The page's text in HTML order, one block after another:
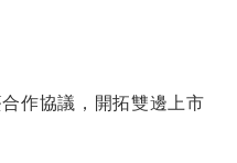
作協議，開拓雙邊上市